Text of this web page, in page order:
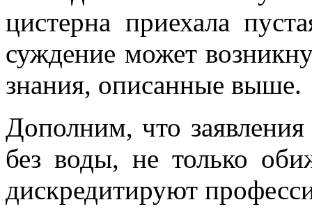
цистерна приехала
суждение может
знания, описанные выше.
Дополним, что
без воды, не только
дискредитируют